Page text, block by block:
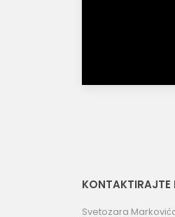
KONTAKTIRAJTE
Svetozara